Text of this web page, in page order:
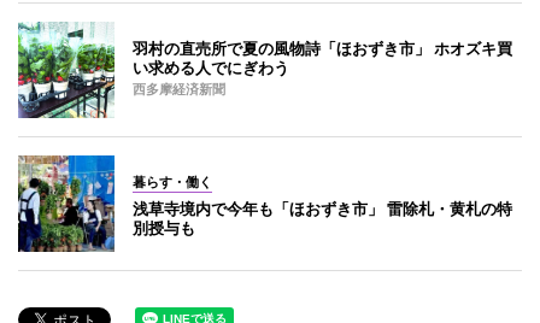
羽村の直売所で夏の風物詩「ほおずき市」 ホオズキ買
い求める人でにぎわう
西多摩経済新聞
暮らす・働く
浅草寺境内で今年も「ほおずき市」 雷除札・黄札の特
別授与も